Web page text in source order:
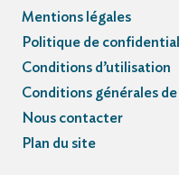
Mentions légales
Politique de
Conditions d’utilisation
Conditions générales
Nous contacter
Plan du site